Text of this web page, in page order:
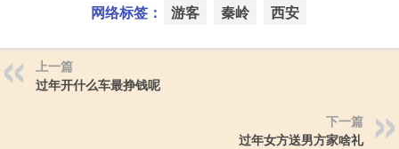
网络标签： 游客 秦岭 西安
上一篇
过年开什么车最挣钱呢
下一篇
过年女方送男方家啥礼